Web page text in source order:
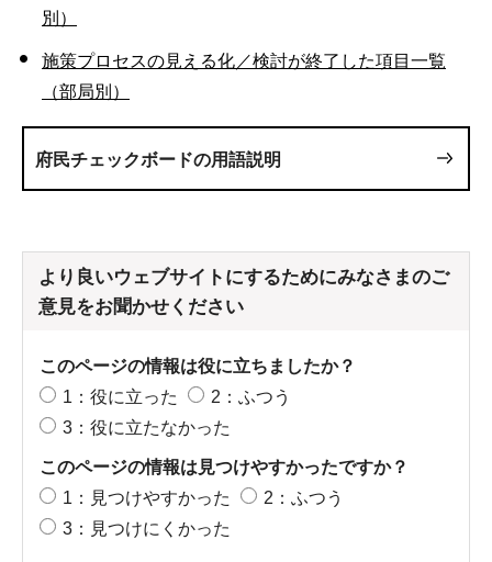
別）
施策プロセスの見える化／検討が終了した項目一覧
（部局別）
府民チェックボードの用語説明
より良いウェブサイトにするためにみなさまのご
意見をお聞かせください
このページの情報は役に立ちましたか？
1：役に立った
2：ふつう
3：役に立たなかった
このページの情報は見つけやすかったですか？
1：見つけやすかった
2：ふつう
3：見つけにくかった